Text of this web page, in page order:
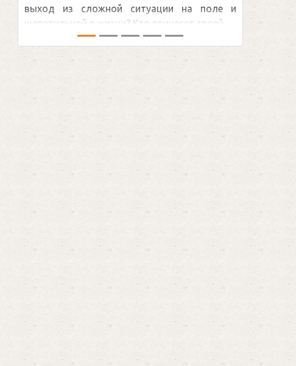
выход из сложной ситуации на поле и
щепетильной в жизни? Кто принесет своей ...